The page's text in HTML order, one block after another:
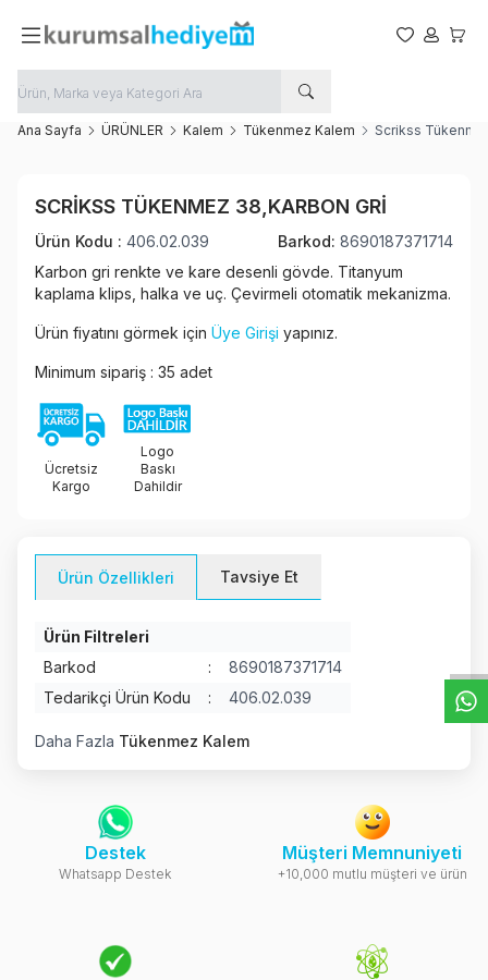
Favorilerim
Hesabım
Ana Sayfa ÜRÜNLER Kalem Tükenmez Kalem Scrikss
SCRIKSS TÜKENMEZ 38,KARBON GRI
Ürün Kodu : 406.02.039 Barkod: 8690187371714
Karbon gri renkte ve kare desenli gövde. Titanyum
kaplama klips, halka ve uç. Çevirmeli otomatik mekanizma.
Ürün fiyatını görmek için Üye Girişi yapınız.
Minimum sipariş : 35 adet
Ücretsiz
Kargo
Logo
Baskı
Dahildir
Ürün Özellikleri Tavsiye Et
Ürün Filtreleri
Barkod
:
8690187371714
Tedarikçi Ürün Kodu
: 406.02.039
Daha Fazla Tükenmez Kalem
Destek
Whatsapp Destek
Müşteri Memnuniyeti
+10,000 mutlu müşteri ve ürün